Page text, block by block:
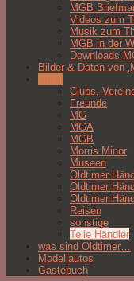
MGB
Videos zum
Musik zum
MGB in der
Downloads
Bilder & Daten von
Links
Clubs,
Freunde
MG
MGA
MGB
Morris Minor
Museen
Oldtimer
Oldtimer
Oldtimer
Reisen
sonstige
Teile Händler
was sind Oldtimer…
Modellautos
Gästebuch